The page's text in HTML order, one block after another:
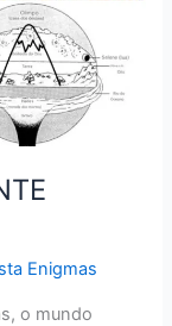
Enigmas
o mundo